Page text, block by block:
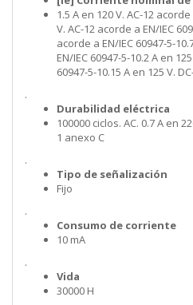
1.5 A en 120 V. AC-12
V. AC-12 acorde a EN/IEC
acorde a EN/IEC 60947-5-
EN/IEC 60947-5-10.2 A en
60947-5-10.15 A en 125 V.
.
Durabilidad eléctrica
100000 ciclos. AC. 0.7 A en
1 anexo C
.
Tipo de señalización
Fijo
.
Consumo de corriente
10 mA
.
Vida
30000 H